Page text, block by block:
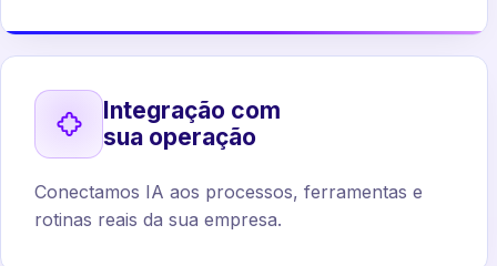
Integração com
sua operação
Conectamos IA aos processos, ferramentas e
rotinas reais da sua empresa.